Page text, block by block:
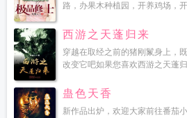
路，办果木种植园，开养鸡场，
西游之天蓬归来
穿越在取经之前的猪刚鬣身上，
改变它吧如果您喜欢西游之天蓬
蛊色天香
新作品出炉，欢迎大家前往番茄